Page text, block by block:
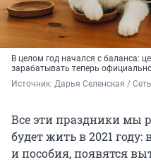
В целом год начался с баланса:
зарабатывать теперь
Источник: Дарья Селенская /
Все эти праздники мы
будет жить в 2021
и пособия, появятся